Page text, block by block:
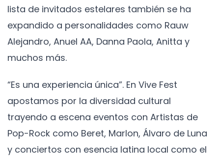
lista de invitados estelares también se ha
expandido a personalidades como Rauw
Alejandro, Anuel AA, Danna Paola, Anitta y
muchos más.
“Es una experiencia única”. En Vive Fest
apostamos por la diversidad cultural
trayendo a escena eventos con Artistas de
Pop-Rock como Beret, Marlon, Álvaro de Luna
y conciertos con esencia latina local como el